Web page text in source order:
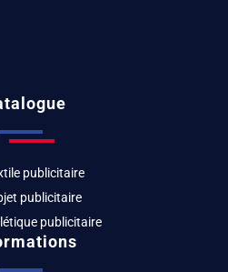
publicitaire
publicitaire
publicitaire